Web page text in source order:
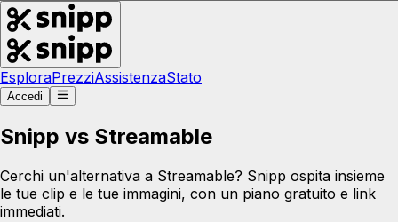
EsploraPrezziAssistenzaStato
Accedi
Snipp vs Streamable
Cerchi un'alternativa a Streamable? Snipp ospita insieme
le tue clip e le tue immagini, con un piano gratuito e link
immediati.